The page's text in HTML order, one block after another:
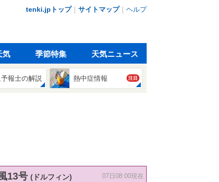
tenki.jpトップ｜ サイトマップ｜ ヘルプ
気 季節特集 天気ニュース
報士の解説 熱中症情報 注目
13号 (ドルフィン) 07日08:00現在